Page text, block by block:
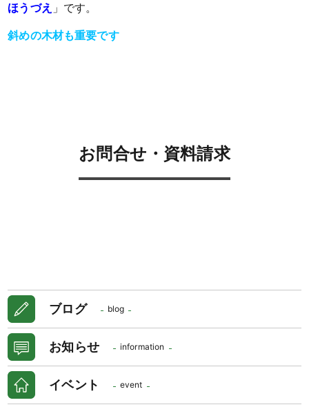
ほうづえ 」です。
斜めの木材も重要です
お問合せ・資料請求
ブログ blog
お知らせ information
イベント event